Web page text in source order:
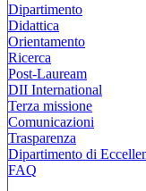
Dipartimento
Didattica
Orientamento
Ricerca
Post-Lauream
DII International
Terza missione
Comunicazioni
Trasparenza
Dipartimento di
FAQ